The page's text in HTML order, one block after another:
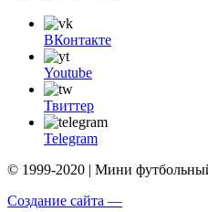
ВКонтакте
Youtube
Твиттер
Telegram
© 1999-2020 | Мини
Создание сайта —